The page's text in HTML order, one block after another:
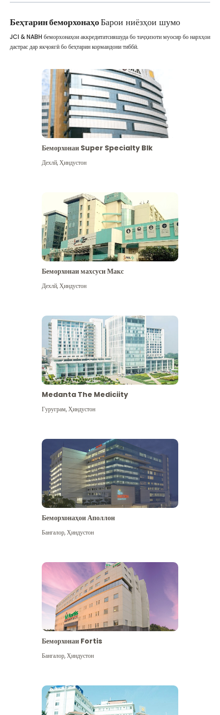
Беҳтарин беморхонаҳоБарои ниёзҳои шумо
Бештар дидан
JCI & NABH беморхонаҳои аккредитатсияшуда бо таҷҳизоти муосир бо нархҳои
дастрас дар якҷоягӣ бо беҳтарин кормандони тиббӣ.
Беморхонаи Super Specialty Blk
Дехлй,Ҳиндустон
Беморхонаи махсуси Макс
Дехлй,Ҳиндустон
Medanta The Mediciity
Гуруграм,Ҳиндустон
Беморхонаҳои Аполлон
Бангалор,Ҳиндустон
Беморхонаи Fortis
Бангалор,Ҳиндустон